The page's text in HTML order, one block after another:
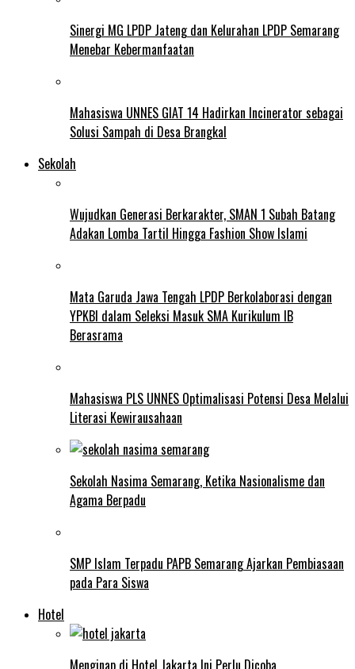
Sinergi MG LPDP Jateng dan Kelurahan LPDP Semarang
Menebar Kebermanfaatan
Mahasiswa UNNES GIAT 14 Hadirkan Incinerator sebagai
Solusi Sampah di Desa Brangkal
Sekolah
Wujudkan Generasi Berkarakter, SMAN 1 Subah Batang
Adakan Lomba Tartil Hingga Fashion Show Islami
Mata Garuda Jawa Tengah LPDP Berkolaborasi dengan
YPKBI dalam Seleksi Masuk SMA Kurikulum IB
Berasrama
Mahasiswa PLS UNNES Optimalisasi Potensi Desa Melalui
Literasi Kewirausahaan
Sekolah Nasima Semarang, Ketika Nasionalisme dan
Agama Berpadu
SMP Islam Terpadu PAPB Semarang Ajarkan Pembiasaan
pada Para Siswa
Hotel
Menginap di Hotel Jakarta Ini Perlu Dicoba